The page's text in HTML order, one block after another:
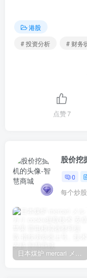
港股
# 投资分析
# 财务
点赞7
股价挖
0
日本煤炉 mercari メルカリ cookie提取技术 安卓 苹果 雷电模拟器都可提取,指纹浏览器上号。技术支持